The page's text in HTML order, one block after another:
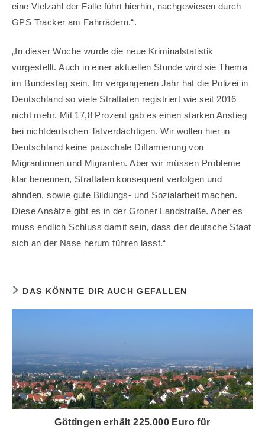
eine Vielzahl der Fälle führt hierhin, nachgewiesen durch
GPS Tracker am Fahrrädern.“.
„In dieser Woche wurde die neue Kriminalstatistik
vorgestellt. Auch in einer aktuellen Stunde wird sie Thema
im Bundestag sein. Im vergangenen Jahr hat die Polizei in
Deutschland so viele Straftaten registriert wie seit 2016
nicht mehr. Mit 17,8 Prozent gab es einen starken Anstieg
bei nichtdeutschen Tatverdächtigen. Wir wollen hier in
Deutschland keine pauschale Diffamierung von
Migrantinnen und Migranten. Aber wir müssen Probleme
klar benennen, Straftaten konsequent verfolgen und
ahnden, sowie gute Bildungs- und Sozialarbeit machen.
Diese Ansätze gibt es in der Groner Landstraße. Aber es
muss endlich Schluss damit sein, dass der deutsche Staat
sich an der Nase herum führen lässt.“
DAS KÖNNTE DIR AUCH GEFALLEN
Göttingen erhält 225.000 Euro für